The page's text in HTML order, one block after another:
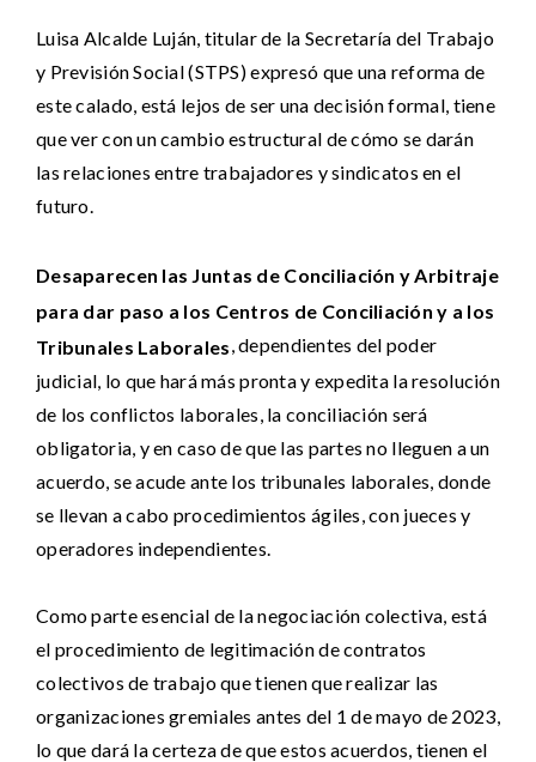
Luisa Alcalde Luján, titular de la Secretaría del Trabajo
y Previsión Social (STPS) expresó que una reforma de
este calado, está lejos de ser una decisión formal, tiene
que ver con un cambio estructural de cómo se darán
las relaciones entre trabajadores y sindicatos en el
futuro.
Desaparecen las Juntas de Conciliación y Arbitraje
para dar paso a los Centros de Conciliación y a los
Tribunales Laborales , dependientes del poder
judicial, lo que hará más pronta y expedita la resolución
de los conflictos laborales, la conciliación será
obligatoria, y en caso de que las partes no lleguen a un
acuerdo, se acude ante los tribunales laborales, donde
se llevan a cabo procedimientos ágiles, con jueces y
operadores independientes.
Como parte esencial de la negociación colectiva, está
el procedimiento de legitimación de contratos
colectivos de trabajo que tienen que realizar las
organizaciones gremiales antes del 1 de mayo de 2023,
lo que dará la certeza de que estos acuerdos, tienen el